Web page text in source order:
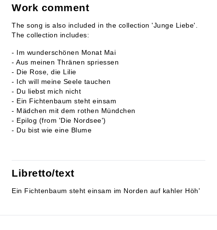
Work comment
The song is also included in the collection 'Junge Liebe'.
The collection includes:
- Im wunderschönen Monat Mai
- Aus meinen Thränen spriessen
- Die Rose, die Lilie
- Ich will meine Seele tauchen
- Du liebst mich nicht
- Ein Fichtenbaum steht einsam
- Mädchen mit dem rothen Mündchen
- Epilog (from 'Die Nordsee')
- Du bist wie eine Blume
Libretto/text
Ein Fichtenbaum steht einsam im Norden auf kahler Höh'